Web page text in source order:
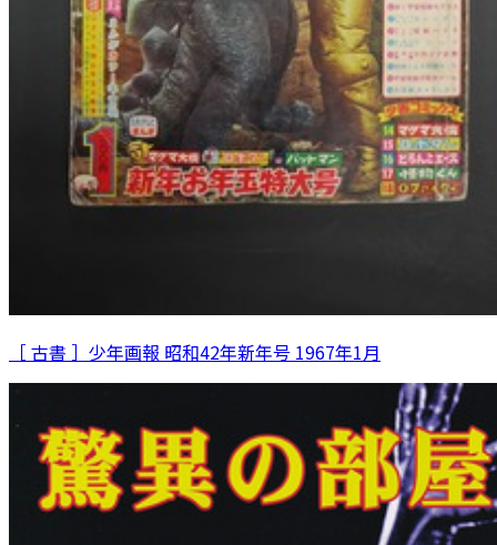
［ 古書 ］少年画報 昭和42年新年号 1967年1月